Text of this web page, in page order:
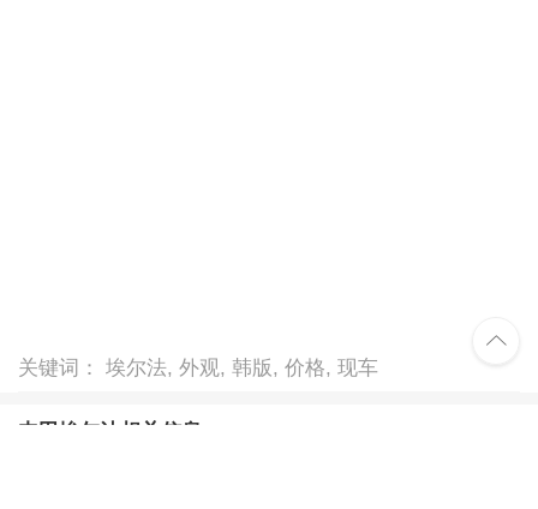
关键词： 埃尔法, 外观, 韩版, 价格, 现车
丰田埃尔法相关信息
